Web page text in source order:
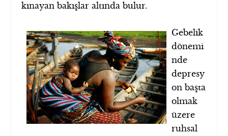
kınayan bakışlar altında bulur.
Gebelik
dönemi
nde
depresy
on başta
olmak
üzere
ruhsal